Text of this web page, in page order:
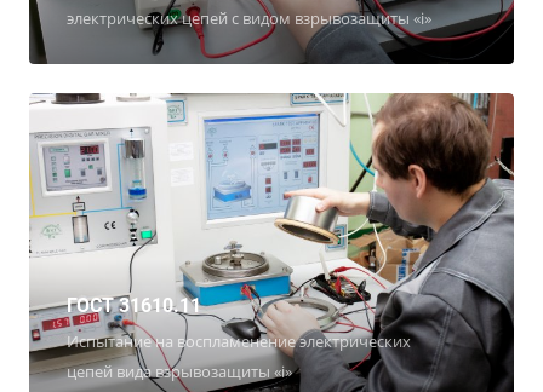
электрических цепей с видом взрывозащиты «i»
ГОСТ 31610.11
Испытание на воспламенение электрических
цепей вида взрывозащиты «i»